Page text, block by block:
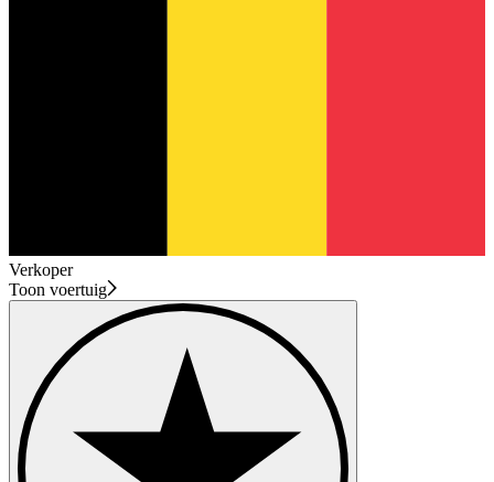
Verkoper
Toon voertuig